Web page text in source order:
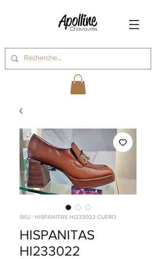
SKU : HISPANITAS HI233022 CUERO
HISPANITAS
HI233022